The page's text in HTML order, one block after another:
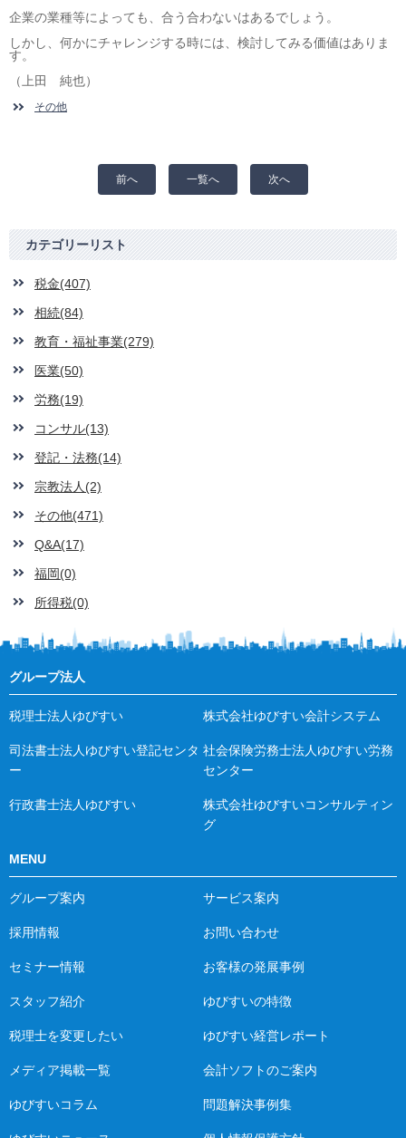
企業の業種等によっても、合う合わないはあるでしょう。
しかし、何かにチャレンジする時には、検討してみる価値はありま
す。
（上田 純也）
その他
前へ 一覧へ 次へ
カテゴリーリスト
税金(407)
相続(84)
教育・福祉事業(279)
医業(50)
労務(19)
コンサル(13)
登記・法務(14)
宗教法人(2)
その他(471)
Q&A(17)
福岡(0)
所得税(0)
グループ法人
税理士法人ゆびすい 株式会社ゆびすい会計システム
司法書士法人ゆびすい登記センタ
ー
社会保険労務士法人ゆびすい労務
センター
行政書士法人ゆびすい
株式会社ゆびすいコンサルティン
グ
MENU
グループ案内 サービス案内
採用情報 お問い合わせ
セミナー情報 お客様の発展事例
スタッフ紹介 ゆびすいの特徴
税理士を変更したい ゆびすい経営レポート
メディア掲載一覧 会計ソフトのご案内
ゆびすいコラム 問題解決事例集